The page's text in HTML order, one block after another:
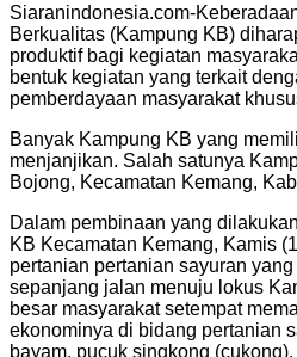
Siaranindonesia.com-
Berkualitas (Kampung KB)
produktif bagi kegiatan
bentuk kegiatan yang terkait
pemberdayaan masyarakat
Banyak Kampung KB yang
menjanjikan. Salah satunya
Bojong, Kecamatan Kemang,
Dalam pembinaan yang
KB Kecamatan Kemang, Kamis
pertanian pertanian sayuran
sepanjang jalan menuju lokus
besar masyarakat setempat
ekonominya di bidang pertanian
bayam, pucuk singkong